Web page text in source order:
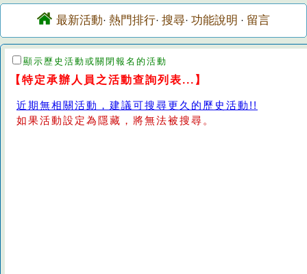
最新活動· 熱門排行· 搜尋· 功能說明 · 留言
顯示歷史活動或關閉報名的活動
【特定承辦人員之活動查詢列表...】
近期無相關活動，建議可搜尋更久的歷史活動!!
如果活動設定為隱藏，將無法被搜尋。